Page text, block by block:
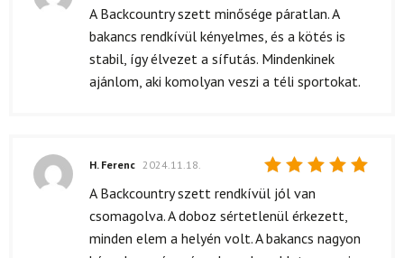
Értékelés:
5/ 5
A Backcountry szett minősége páratlan. A
bakancs rendkívül kényelmes, és a kötés is
stabil, így élvezet a sífutás. Mindenkinek
ajánlom, aki komolyan veszi a téli sportokat.
Értékelés:
5
H. Ferenc 2024.11.18.
A Backcountry szett rendkívül jól van
csomagolva. A doboz sértetlenül érkezett,
minden elem a helyén volt. A bakancs nagyon